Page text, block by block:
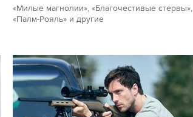
«Милые магнолии», «Благочестивые стервы»,
«Палм-Рояль» и другие